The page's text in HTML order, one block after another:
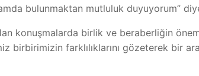
bulunmaktan mutluluk duyuyorum”
konuşmalarda birlik ve beraberliğin
birbirimizin farklılıklarını gözeterek bir